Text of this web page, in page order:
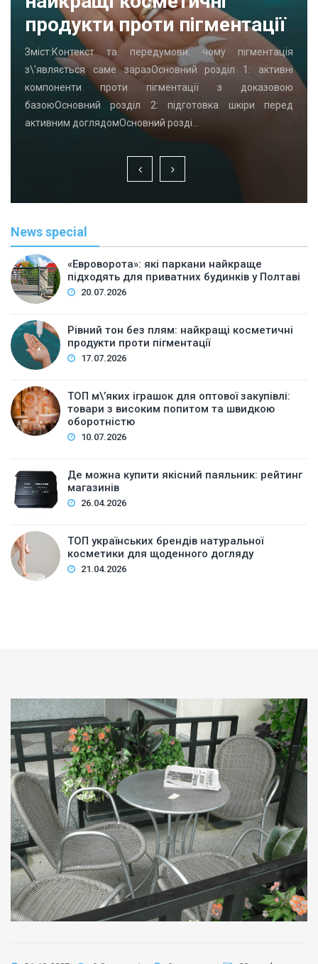
продукти проти пігментації
Зміст:Контекст та передумови: чому пігментація
з\’являється саме заразОсновний розділ 1: активні
компоненти проти пігментації з доказовою
базоюОсновний розділ 2: підготовка шкіри перед
активним доглядомОсновний розді…
News special
«Евроворота»: які паркани найкраще
підходять для приватних будинків у Полтаві
20.07.2026
Рівний тон без плям: найкращі косметичні
продукти проти пігментації
17.07.2026
ТОП м\’яких іграшок для оптової закупівлі:
товари з високим попитом та швидкою
оборотністю
10.07.2026
Де можна купити якісний паяльник: рейтинг
магазинів
26.04.2026
ТОП українських брендів натуральної
косметики для щоденного догляду
21.04.2026